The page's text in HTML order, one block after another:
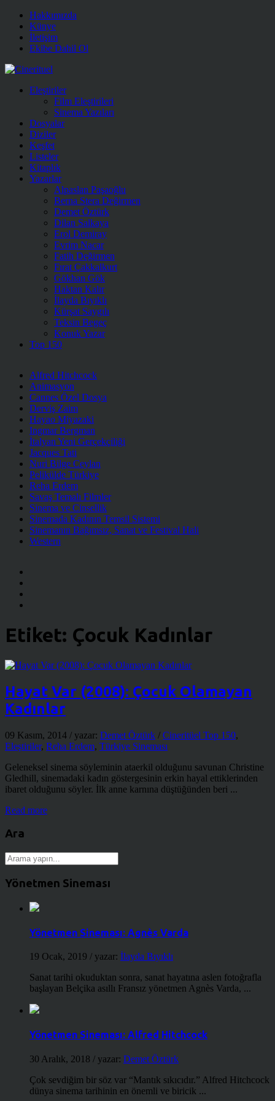
Hakkımızda
Künye
İletişim
Ekibe Dahil Ol
Eleştiriler
Film Eleştirileri
Sinema Yazıları
Dosyalar
Diziler
Keşfet
Listeler
Kitaplık
Yazarlar
Alpaslan Paşaoğlu
Berna Stera Değirmen
Demet Öztürk
Dilan Salkaya
Erol Demiray
Evrim Nacar
Fatih Değirmen
Fırat Çakkalkurt
Gökhan Gök
Haktan Kalır
İlayda Bıyıklı
Kürşat Saygılı
Teksin Begeç
Konuk Yazar
Top 150
Alfred Hitchcock
Animasyon
Cannes Özel Dosya
Derviş Zaim
Hayao Miyazaki
Ingmar Bergman
İtalyan Yeni Gerçekçiliği
Jacques Tati
Nuri Bilge Ceylan
Pelikülde Türkiye
Reha Erdem
Savaş Temalı Filmler
Sinema ve Cinsellik
Sinemada Kadının Temsil Sistemi
Sinemanın Bağımsız, Sanat ve Festival Hali
Western
Etiket: Çocuk Kadınlar
Hayat Var (2008): Çocuk Olamayan
Kadınlar
09 Kasım, 2014 / yazar: Demet Öztürk / Cineritüel Top 150,
Eleştiriler, Reha Erdem, Türkiye Sineması
Geleneksel sinema söyleminin ataerkil olduğunu savunan Christine
Gledhill, sinemadaki kadın göstergesinin erkin hayal ettiklerinden
ibaret olduğunu söyler. İlk anne karnına düştüğünden beri ...
Read more
Ara
Yönetmen Sineması
Yönetmen Sineması: Agnès Varda
19 Ocak, 2019 / yazar: İlayda Bıyıklı
Sanat tarihi okuduktan sonra, sanat hayatına aslen fotoğrafla
başlayan Belçika asıllı Fransız yönetmen Agnès Varda, ...
Yönetmen Sineması: Alfred Hitchcock
30 Aralık, 2018 / yazar: Demet Öztürk
Çok sevdiğim bir söz var “Mantık sıkıcıdır.” Alfred Hitchcock
dünya sinema tarihinin en önemli ve biricik ...